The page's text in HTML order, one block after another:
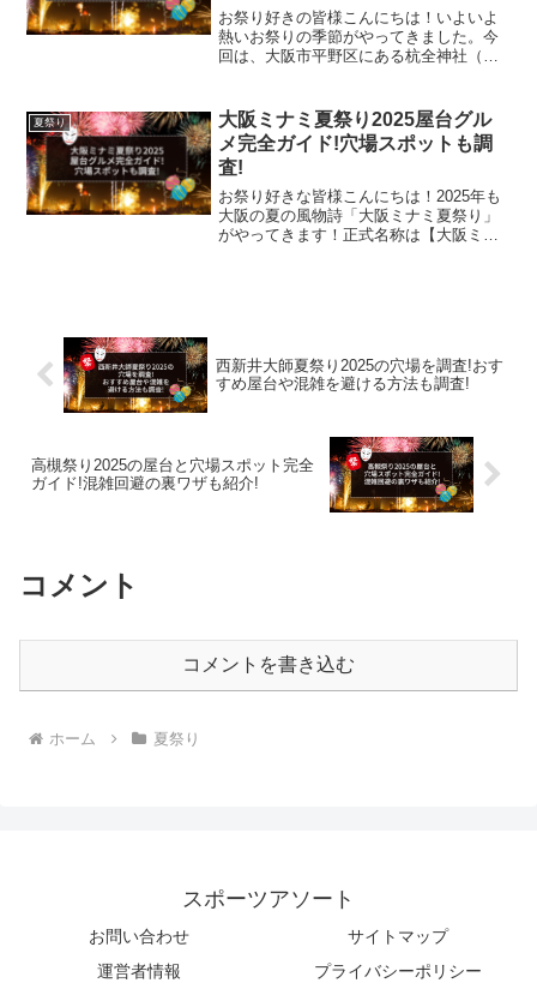
お祭り好きの皆様こんにちは！いよいよ
熱いお祭りの季節がやってきました。今
回は、大阪市平野区にある杭全神社（く
「杭全神社夏祭り」は、1000年以上の歴
史を誇る伝統的なお祭り...
夏祭り
大阪ミナミ夏祭り2025屋台グル
メ完全ガイド!穴場スポットも調
査!
お祭り好きな皆様こんにちは！2025年も
大阪の夏の風物詩「大阪ミナミ夏祭り」
がやってきます！正式名称は【大阪ミナ
西新井大師夏祭り2025の穴場を調査!おす
すめ屋台や混雑を避ける方法も調査!
高槻祭り2025の屋台と穴場スポット完全
ガイド!混雑回避の裏ワザも紹介!
コメント
コメントを書き込む
ホーム 夏祭り
スポーツアソート
お問い合わせ
サイトマップ
運営者情報
プライバシーポリシー